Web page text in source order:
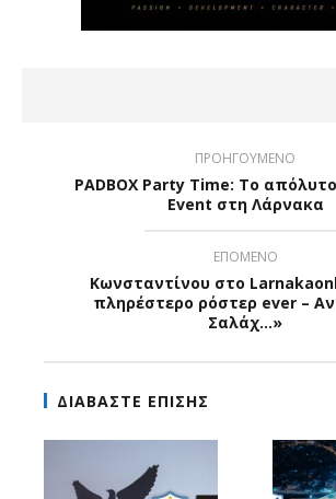
ΠΡΟΗΓΟΥΜΕΝΟ
PADBOX Party Time: Το
Event στη Λάρνακα
ΕΠΟΜΕΝΟ
Κωνσταντίνου στο
πληρέστερο ρόστερ ever – Αν
Σαλάχ…»
ΔΙΑΒΑΣΤΕ ΕΠΙΣΗΣ